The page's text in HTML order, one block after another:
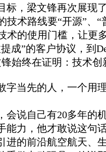
标，梁文锋再次展现
技术路线要“开源”、
术的使用门槛，让更
成”的客户协议，到
始终在证明：技术创
字当先的人，一个用
会说自己有20多年的
力，他才敢说这句话
进的前沿航空航天、